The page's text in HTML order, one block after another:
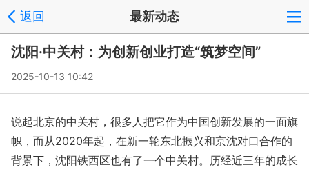
返回 最新动态
沈阳·中关村：为创新创业打造“筑梦空间”
2025-10-13 10:42
说起北京的中关村，很多人把它作为中国创新发展的一面旗
帜，而从2020年起，在新一轮东北振兴和京沈对口合作的
背景下，沈阳铁西区也有了一个中关村。历经近三年的成长